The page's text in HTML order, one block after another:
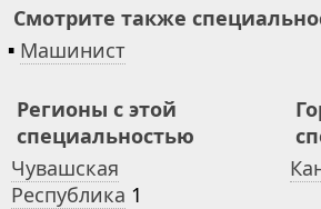
Смотрите также
▪ Машинист
Регионы с этой
специальностью
Чувашская
Республика 1